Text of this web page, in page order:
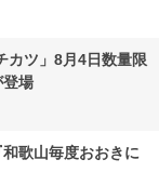
カツ」8月4日数量限
登場
歌山毎度おおきに